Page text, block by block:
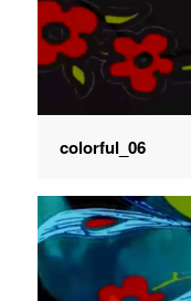
colorful_06